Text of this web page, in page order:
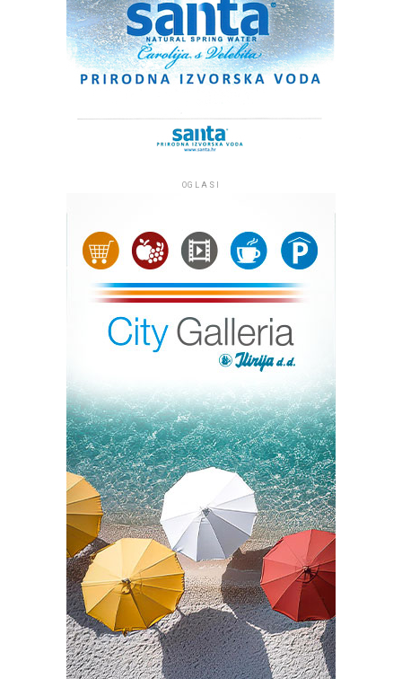
OGLASI